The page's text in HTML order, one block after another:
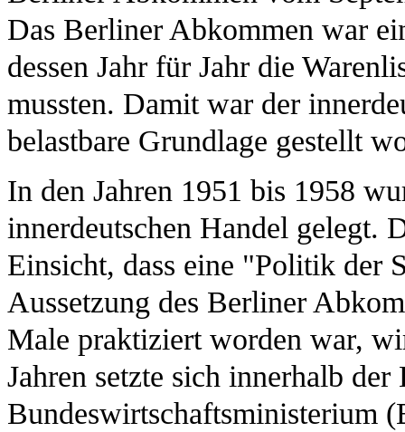
Das Berliner Abkommen war
dessen Jahr für Jahr die
mussten. Damit war der
belastbare Grundlage gestellt
In den Jahren 1951 bis 1958
innerdeutschen Handel gelegt.
Einsicht, dass eine "Politik der
Aussetzung des Berliner
Male praktiziert worden war,
Jahren setzte sich innerhalb der
Bundeswirtschaftsministerium